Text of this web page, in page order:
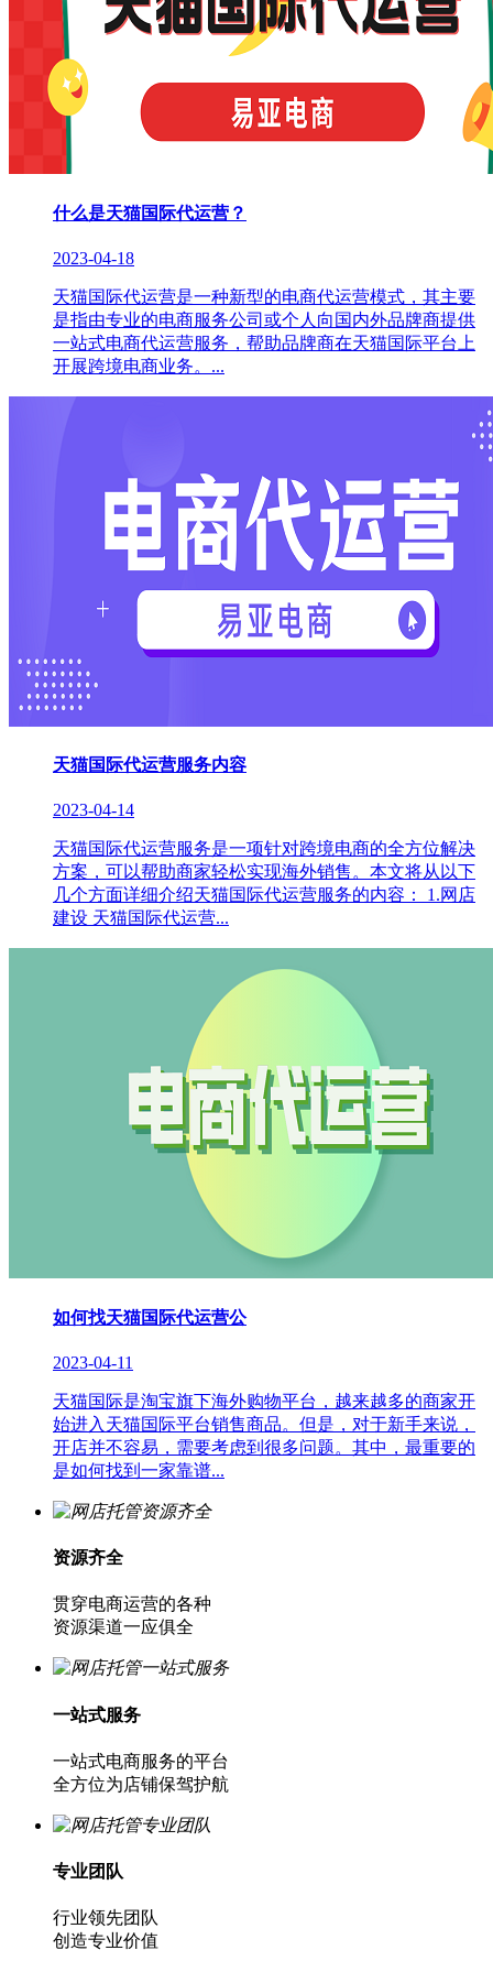
什么是天猫国际代运营？
2023-04-18
天猫国际代运营是一种新型的电商代运营模式，其主要
是指由专业的电商服务公司或个人向国内外品牌商提供
一站式电商代运营服务，帮助品牌商在天猫国际平台上
开展跨境电商业务。...
天猫国际代运营服务内容
2023-04-14
天猫国际代运营服务是一项针对跨境电商的全方位解决
方案，可以帮助商家轻松实现海外销售。本文将从以下
几个方面详细介绍天猫国际代运营服务的内容： 1.网店
建设 天猫国际代运营...
如何找天猫国际代运营公
2023-04-11
天猫国际是淘宝旗下海外购物平台，越来越多的商家开
始进入天猫国际平台销售商品。但是，对于新手来说，
开店并不容易，需要考虑到很多问题。其中，最重要的
是如何找到一家靠谱...
资源齐全
贯穿电商运营的各种
资源渠道一应俱全
一站式服务
一站式电商服务的平台
全方位为店铺保驾护航
专业团队
行业领先团队
创造专业价值